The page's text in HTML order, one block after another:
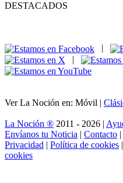
DESTACADOS
|
Ver La Noción en: Móvil |
La Noción ® 2011 - 2026 |
Envíanos tu Noticia | Contacto |
Privacidad | Política de cookies |
cookies